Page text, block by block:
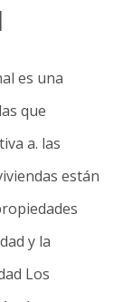
es una
que
a. las
están
y la
Los